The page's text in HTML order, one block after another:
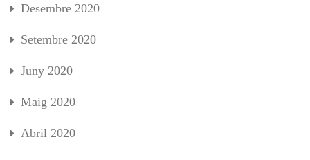
Desembre 2020
Setembre 2020
Juny 2020
Maig 2020
Abril 2020